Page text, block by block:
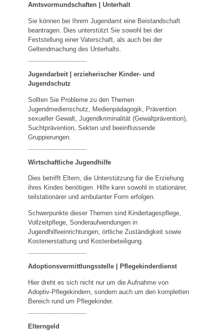
Amtsvormundschaften| Unterhalt
Sie können bei Ihrem Jugendamt eine Beistandschaft
beantragen. Dies unterstützt Sie sowohl bei der
Feststellung einer Vaterschaft, als auch bei der
Geltendmachung des Unterhalts.
Jugendarbeit | erzieherischer Kinder- und
Jugendschutz
Sollten Sie Probleme zu den Themen
Jugendmedienschutz, Medienpädagogik, Prävention
sexueller Gewalt, Jugendkriminalität (Gewaltprävention),
Suchtprävention, Sekten und beeinflussende
Gruppierungen.
Wirtschaftliche Jugendhilfe
Dies betrifft Eltern, die Unterstützung für die Erziehung
ihres Kindes benötigen. Hilfe kann sowohl in stationärer,
teilstationärer und ambulanter Form erfolgen.
Schwerpunkte dieser Themen sind Kindertagespflege,
Vollzeitpflege, Sonderaufwendungen in
Jugendhilfeeinrichtungen, örtliche Zuständigkeit sowie
Kostenerstattung und Kostenbeteiligung.
Adoptionsvermittlungsstelle | Pflegekinderdienst
Hier dreht es sich nicht nur um die Aufnahme von
Adoptiv-Pflegekindern, sondern auch um den kompletten
Bereich rund um Pflegekinder.
Elterngeld